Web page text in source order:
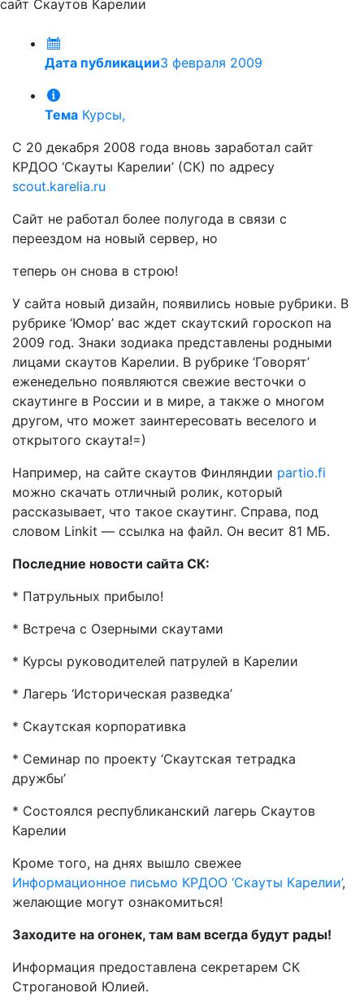
сайт Скаутов Карелии
Дата публикации3 февраля 2009
Тема Курсы,
С 20 декабря 2008 года вновь заработал сайт
КРДОО ‘Скауты Карелии’ (СК) по адресу
scout.karelia.ru
Сайт не работал более полугода в связи с
переездом на новый сервер, но
теперь он снова в строю!
У сайта новый дизайн, появились новые рубрики. В
рубрике ‘Юмор’ вас ждет скаутский гороскоп на
2009 год. Знаки зодиака представлены родными
лицами скаутов Карелии. В рубрике ‘Говорят’
еженедельно появляются свежие весточки о
скаутинге в России и в мире, а также о многом
другом, что может заинтересовать веселого и
открытого скаута!=)
Например, на сайте скаутов Финляндии partio.fi
можно скачать отличный ролик, который
рассказывает, что такое скаутинг. Справа, под
словом Linkit — ссылка на файл. Он весит 81 МБ.
Последние новости сайта СК:
* Патрульных прибыло!
* Встреча с Озерными скаутами
* Курсы руководителей патрулей в Карелии
* Лагерь ‘Историческая разведка’
* Скаутская корпоративка
* Семинар по проекту ‘Скаутская тетрадка
дружбы’
* Состоялся республиканский лагерь Скаутов
Карелии
Кроме того, на днях вышло свежее
Информационное письмо КРДОО ‘Скауты Карелии’,
желающие могут ознакомиться!
Заходите на огонек, там вам всегда будут рады!
Информация предоставлена секретарем СК
Строгановой Юлией.